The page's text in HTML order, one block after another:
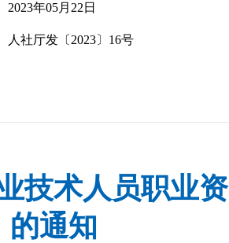
2023年05月22日
人社厅发〔2023〕16号
技术人员职业资
的通知